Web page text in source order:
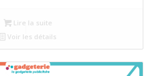
Lire la suite
Voir les détails